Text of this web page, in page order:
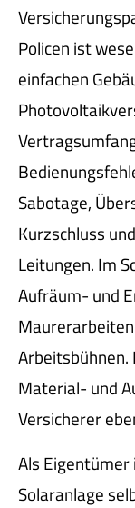
Policen ist
einfachen
Sabotage,
Kurzschluss
Leitungen. Im
Aufräum- und
Arbeitsbühnen.
Material- und
Versicherer
Als
Solaranlage